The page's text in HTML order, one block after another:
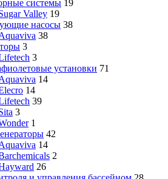
системы 19
Valley 19
насосы 38
38
3
3
установки 71
14
14
39
3
1
42
14
2
26